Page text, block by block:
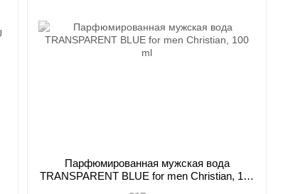
Парфюмированная мужская вода
TRANSPARENT BLUE for men Christian, 100